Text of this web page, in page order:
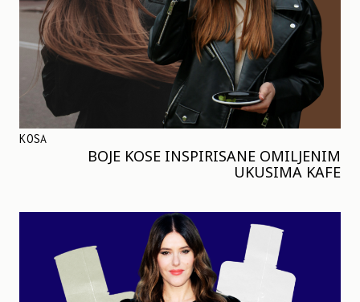
KOSA
BOJE KOSE INSPIRISANE OMILJENIM
UKUSIMA KAFE